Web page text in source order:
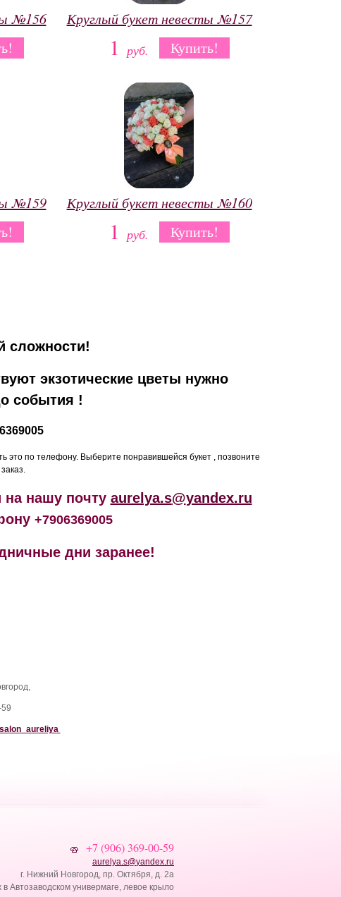
№156 Круглый букет невесты №157
1руб. Купить!
№159 Круглый букет невесты №160
1руб. Купить!
сложности!
экзотические цветы нужно
события !
это по телефону. Выберите понравившейся букет , позвоните
нашу почту aurelya.s@yandex.ru
+7906369005
дни заранее!
+7 (906) 369-00-59
aurelya.s@yandex.ru
г. Нижний Новгород, пр. Октября, д. 2а
Автозаводском универмаге, левое крыло